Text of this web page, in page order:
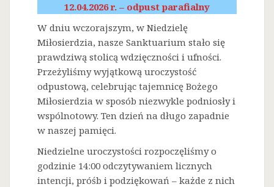
12.04.2026 r. – odpust parafialny
W dniu wczorajszym, w Niedzielę
Miłosierdzia, nasze Sanktuarium stało się
prawdziwą stolicą wdzięczności i ufności.
Przeżyliśmy wyjątkową uroczystość
odpustową, celebrując tajemnicę Bożego
Miłosierdzia w sposób niezwykle podniosły i
wspólnotowy. Ten dzień na długo zapadnie
w naszej pamięci.
Niedzielne uroczystości rozpoczęliśmy o
godzinie 14:00 odczytywaniem licznych
intencji, próśb i podziękowań – każde z nich